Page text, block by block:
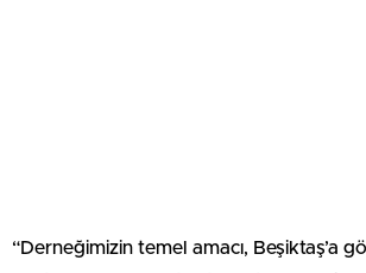
“Derneğimizin temel amacı, Beşiktaş’a